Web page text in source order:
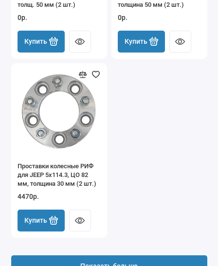
толщ. 50 мм (2 шт.)
0р.
Купить
толщина 50 мм (2 шт.)
0р.
Купить
Проставки колесные РИФ
для JEEP 5x114.3, ЦО 82
мм, толщина 30 мм (2 шт.)
4470р.
Купить